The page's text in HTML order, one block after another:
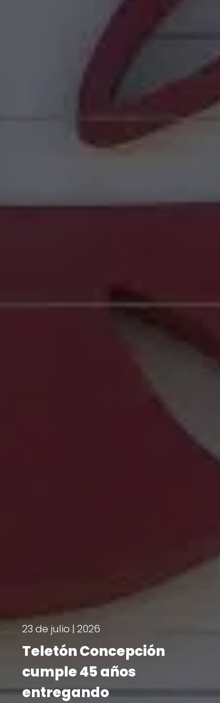
¡Ya tenemos fecha!